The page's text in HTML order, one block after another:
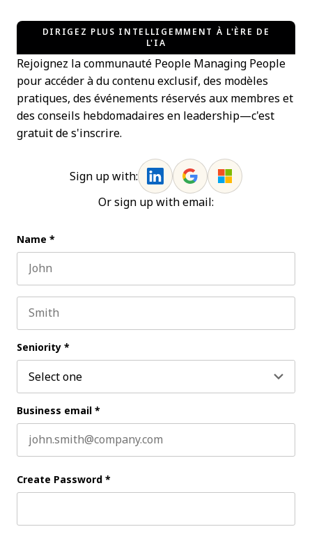
DIRIGEZ PLUS INTELLIGEMMENT À L'ÈRE DE
L'IA
Rejoignez la communauté People Managing People
pour accéder à du contenu exclusif, des modèles
pratiques, des événements réservés aux membres et
des conseils hebdomadaires en leadership—c'est
gratuit de s'inscrire.
Sign up with:
Or sign up with email:
Name *
Seniority *
Business email *
Create Password *